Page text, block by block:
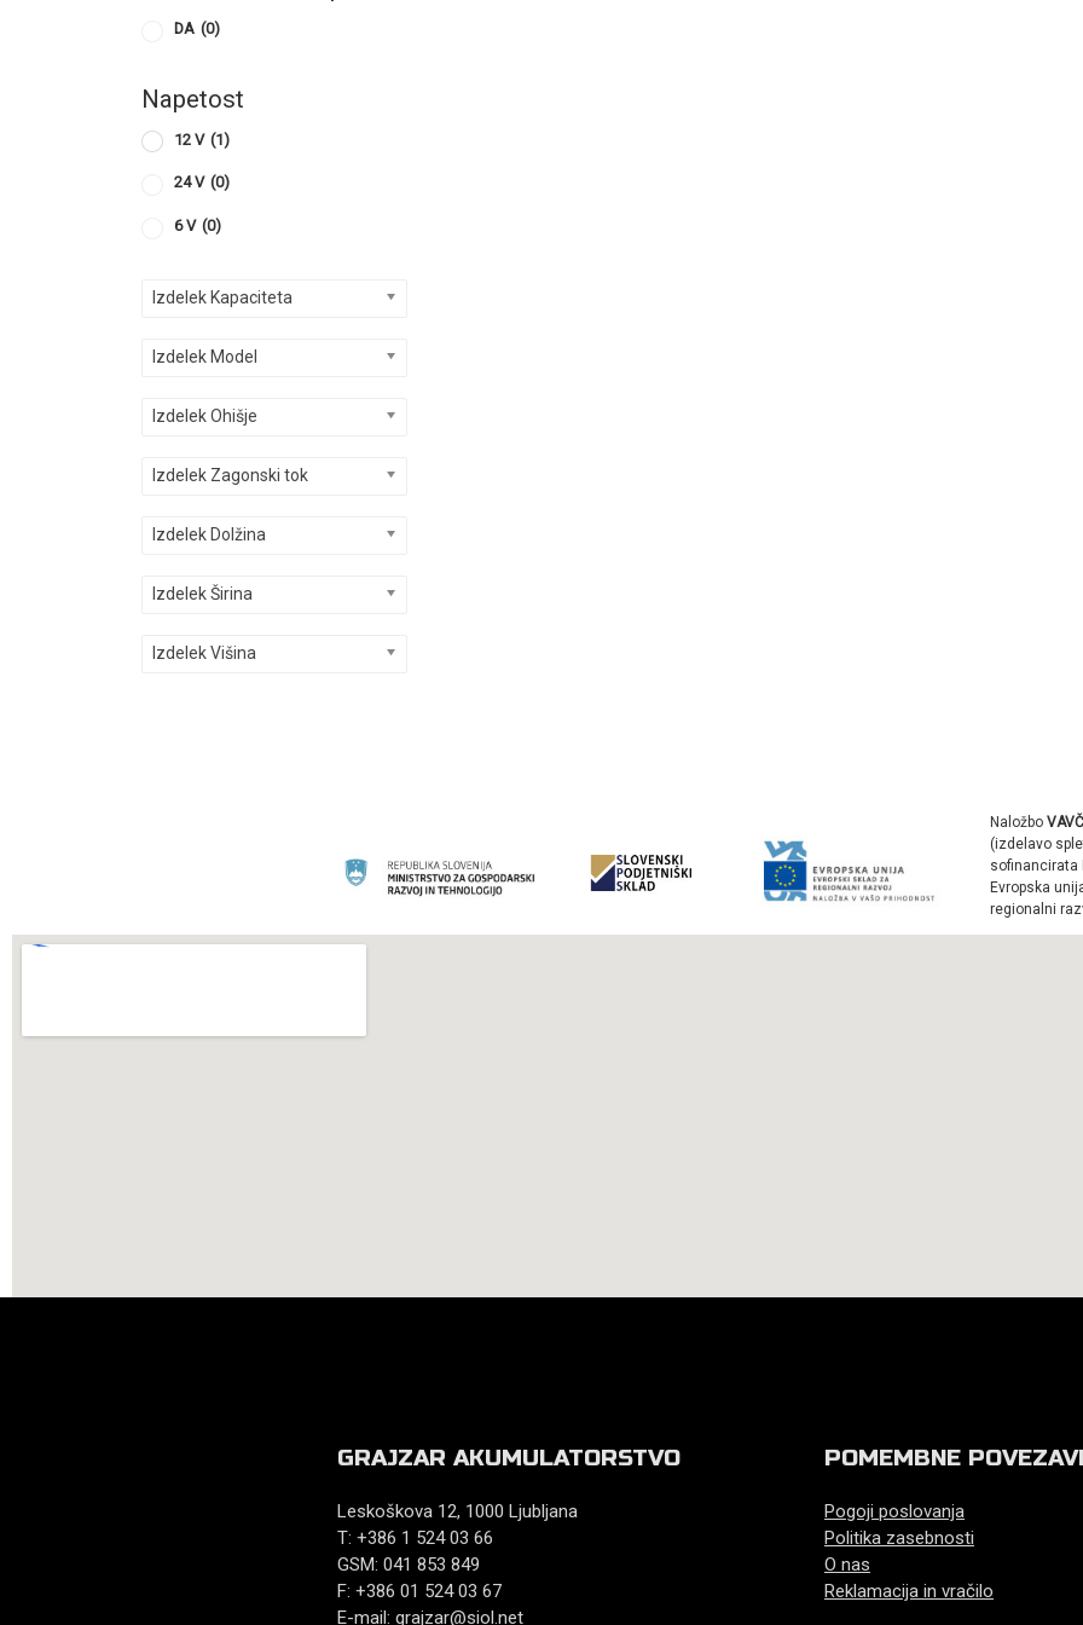
DA (0)
Napetost
12 V (1)
24 V (0)
6 V (0)
Izdelek Kapaciteta
Izdelek Model
Izdelek Ohišje
Izdelek Zagonski tok
Izdelek Dolžina
Izdelek Širina
Izdelek Višina
Naložbo
(izdelavo
sofinancirata
Evropska
regionalni
GRAJZAR AKUMULATORSTVO
Leskoškova 12, 1000 Ljubljana
T: +386 1 524 03 66
GSM: 041 853 849
F: +386 01 524 03 67
E-mail: grajzar@siol.net
POMEMBNE
Pogoji poslovanja
Politika zasebnosti
O nas
Reklamacija in vračilo